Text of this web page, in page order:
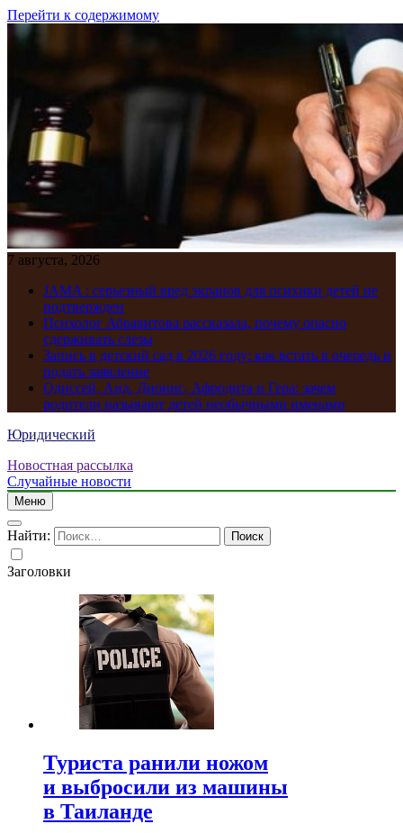
Перейти к содержимому
7 августа, 2026
JAMA : серьезный вред экранов для психики детей не
подтвержден
Психолог Абравитова рассказала, почему опасно
сдерживать слезы
Запись в детский сад в 2026 году: как встать в очередь и
подать заявление
Одиссей, Аид, Дионис, Афродита и Гера: зачем
родители называют детей необычными именами
Юридический
Новостная рассылка
Случайные новости
Меню
Найти:
Заголовки
Туриста ранили ножом
и выбросили из машины
в Таиланде